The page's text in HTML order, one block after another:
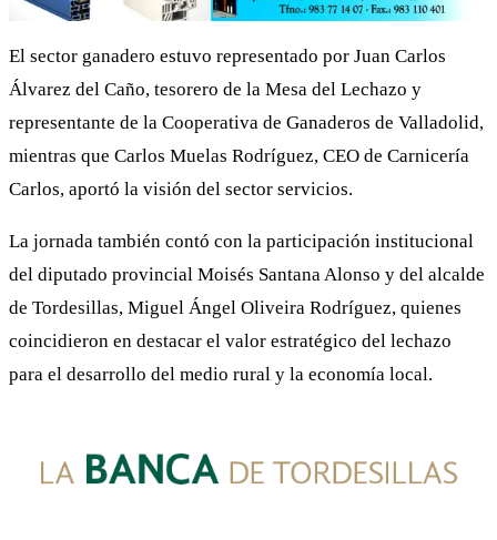
El sector ganadero estuvo representado por Juan Carlos
Álvarez del Caño, tesorero de la Mesa del Lechazo y
representante de la Cooperativa de Ganaderos de Valladolid,
mientras que Carlos Muelas Rodríguez, CEO de Carnicería
Carlos, aportó la visión del sector servicios.
La jornada también contó con la participación institucional
del diputado provincial Moisés Santana Alonso y del alcalde
de Tordesillas, Miguel Ángel Oliveira Rodríguez, quienes
coincidieron en destacar el valor estratégico del lechazo
para el desarrollo del medio rural y la economía local.